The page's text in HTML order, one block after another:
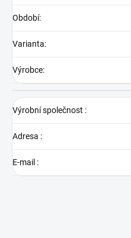
Období:
Varianta:
Výrobce:
Výrobní společnost :
Adresa :
E-mail :